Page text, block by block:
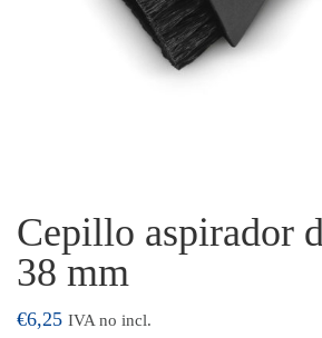
Cepillo aspirador
38 mm
€6,25 IVA no incl.